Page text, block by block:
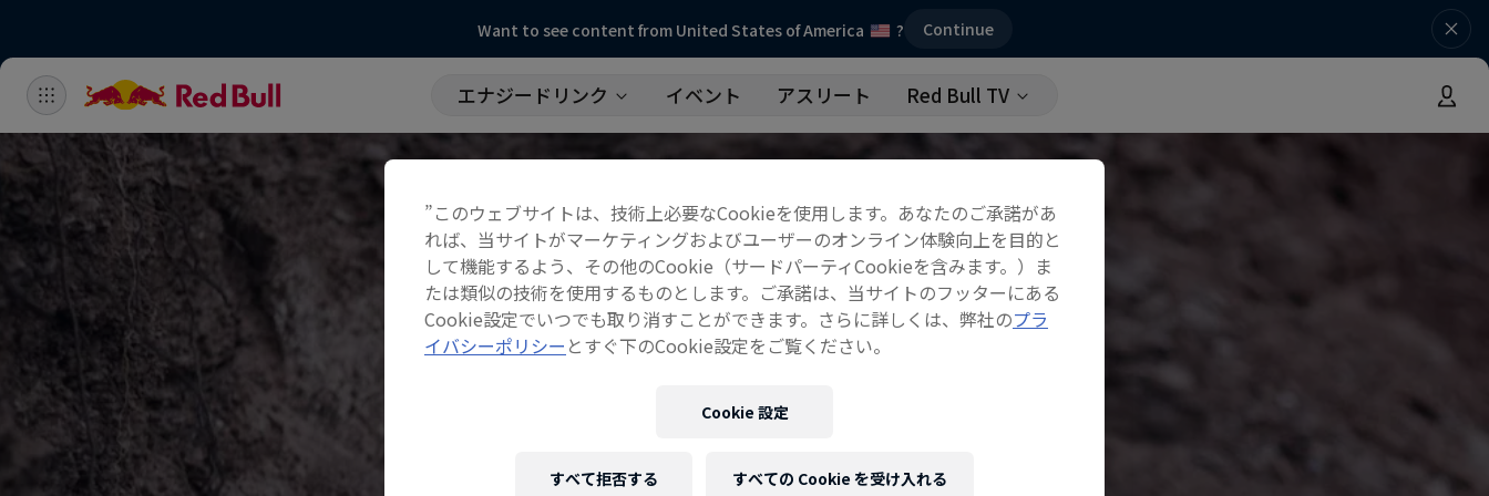
Want to see content from United States of America ? Continue
エナジードリンク イベント アスリート Red Bull TV
”このウェブサイトは、技術上必要なCookieを使用します。あなたのご承諾があ
れば、当サイトがマーケティングおよびユーザーのオンライン体験向上を目的と
して機能するよう、その他のCookie（サードパーティCookieを含みます。）ま
たは類似の技術を使用するものとします。ご承諾は、当サイトのフッターにある
Cookie設定でいつでも取り消すことができます。さらに詳しくは、弊社のプラ
イバシーポリシー とすぐ下のCookie設定をご覧ください。
Cookie 設定
すべて拒否する すべての Cookie を受け入れる